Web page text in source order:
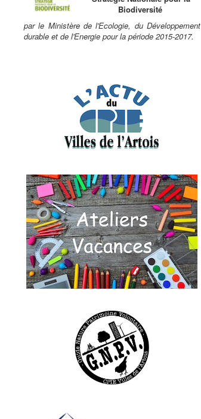
Biodiversité
par le Ministère de l'Ecologie, du Développement
durable et de l'Energie pour la période 2015-2017.